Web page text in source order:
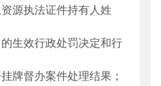
资源执法证件持有人姓
生效行政处罚决定和行
牌督办案件处理结果；